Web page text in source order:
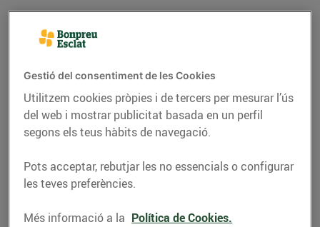
Pizzes de botifarra i
albercocs
Gestió del consentiment de les Cookies
Utilitzem cookies pròpies i de tercers per mesurar l’ús
del web i mostrar publicitat basada en un perfil
segons els teus hàbits de navegació.
Pots acceptar, rebutjar les no essencials o configurar
les teves preferències.
Més informació a la Política de Cookies.